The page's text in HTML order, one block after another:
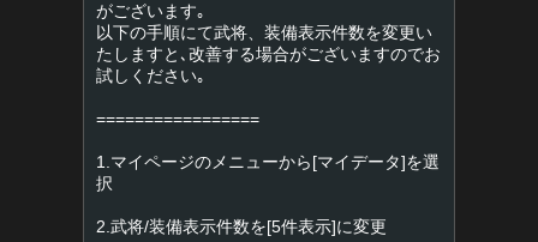
がございます｡
以下の手順にて武将、装備表示件数を変更い
たしますと､改善する場合がございますのでお
試しください｡
=================
1.マイページのメニューから[マイデータ]を選
択
2.武将/装備表示件数を[5件表示]に変更